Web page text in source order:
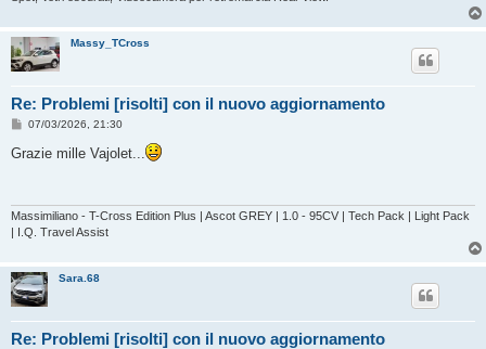
Massy_TCross
Re: Problemi [risolti] con il nuovo aggiornamento
M
s
s
i
o
07/03/2026, 21:30
Grazie mille Vajolet...
Massimiliano - T-Cross Edition Plus | Ascot GREY | 1.0 - 95CV | Tech Pack | Light Pack
| I.Q. Travel Assist
Sara.68
Re: Problemi [risolti] con il nuovo aggiornamento